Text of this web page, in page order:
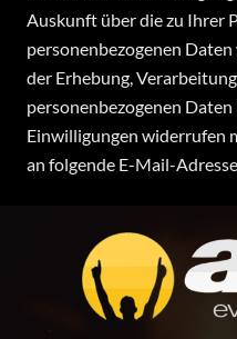
Auskunft über die zu Ihrer
personenbezogenen
der Erhebung,
personenbezogenen
Einwilligungen widerrufen
an folgende E-Mail-